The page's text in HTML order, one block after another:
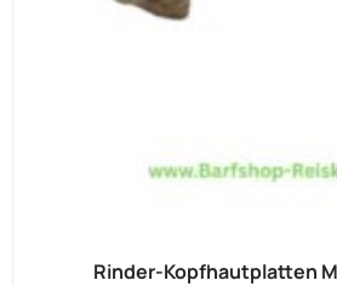
Rinder-Kopfhautplatten